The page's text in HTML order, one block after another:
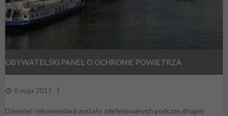
OBYWATELSKI PANEL O OCHRONIE POWIETRZA
8 maja 2017
Dziewięć rekomendacji zostało zdefiniowanych podczas drugiej